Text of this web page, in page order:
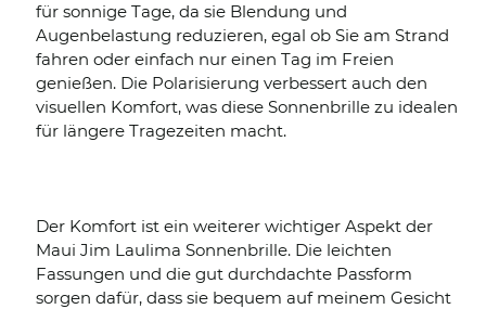
für sonnige Tage, da sie Blendung und
Augenbelastung reduzieren, egal ob Sie am Strand
fahren oder einfach nur einen Tag im Freien
genießen. Die Polarisierung verbessert auch den
visuellen Komfort, was diese Sonnenbrille zu idealen
für längere Tragezeiten macht.
Der Komfort ist ein weiterer wichtiger Aspekt der
Maui Jim Laulima Sonnenbrille. Die leichten
Fassungen und die gut durchdachte Passform
sorgen dafür, dass sie bequem auf meinem Gesicht